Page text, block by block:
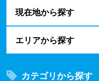
現在地から探す
エリアから探す
カテゴリから探す